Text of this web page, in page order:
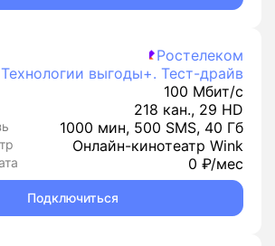
Ростелеком
Технологии выгоды+. Тест-драйв
100 Мбит/с
218 кан., 29 HD
1000 мин, 500 SMS, 40 Гб
Онлайн-кинотеатр Wink
0 ₽/мес
Подключиться